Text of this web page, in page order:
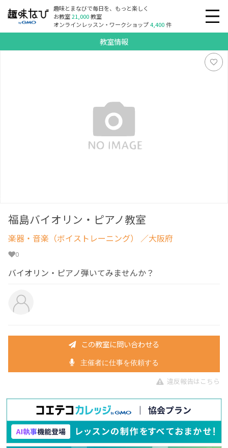
趣味とまなびで毎日を、もっと楽しく
お教室21,000教室
オンラインレッスン・ワークショップ4,400件
教室情報
福島バイオリン・ピアノ教室
楽器・音楽（ボイストレーニング） ／大阪府
0
バイオリン・ピアノ弾いてみませんか？
この教室に問い合わせる
主催者に仕事を依頼する
違反報告はこちら